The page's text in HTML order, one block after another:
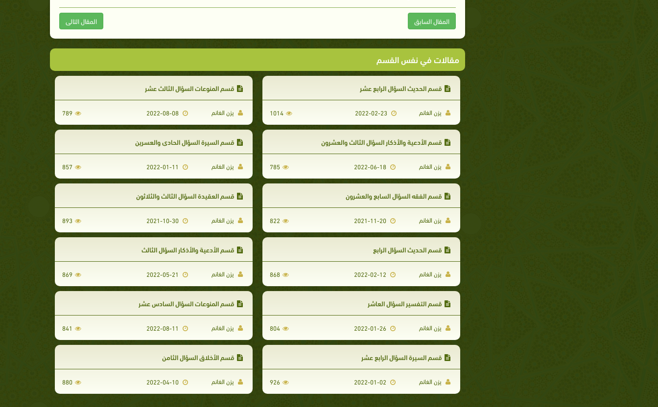
المقال السابق المقال التالى
مقالات في نفس القسم
قسم الحديث السؤال الرابع عشر
يزن الغانم 2022-02-23
1014
قسم المنوعات السؤال الثالث عشر
يزن الغانم 789
قسم الأدعية والأذكار السؤال الثالث والعشرون
يزن الغانم 2022-06-18
785
قسم السيرة السؤال الحادي والعسرين
يزن الغانم 857
قسم الفقه السؤال السابع والعشرون
يزن الغانم 2021-11-20
822
قسم العقيدة السؤال الثالث والثلاثون
يزن الغانم 893
قسم الحديث السؤال الرابع
يزن الغانم 868
قسم الأدعية والأذكار السؤال الثالث
يزن الغانم 869
قسم التفسير السؤال العاشر
يزن الغانم 2022-01-26
804
قسم المنوعات السؤال السادس عشر
يزن الغانم 841
قسم السيرة السؤال الرابع عشر
يزن الغانم 926
قسم الأخلاق السؤال الثامن
يزن الغانم 880